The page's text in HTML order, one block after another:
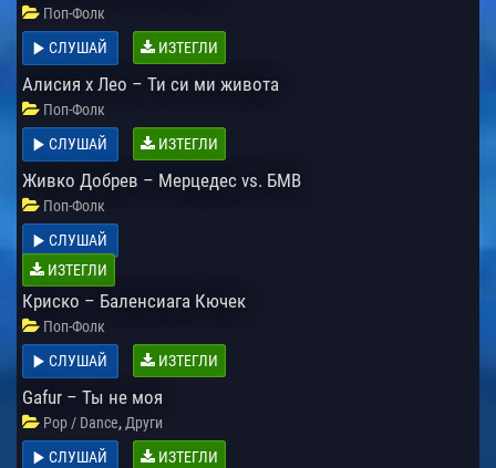
Поп-Фолк
СЛУШАЙ
ИЗТЕГЛИ
Алисия x Лео – Ти си ми живота
Поп-Фолк
СЛУШАЙ
ИЗТЕГЛИ
Живко Добрев – Мерцедес vs. БМВ
Поп-Фолк
СЛУШАЙ
ИЗТЕГЛИ
Криско – Баленсиага Кючек
Поп-Фолк
СЛУШАЙ
ИЗТЕГЛИ
Gafur – Ты не моя
Pop / Dance, Други
СЛУШАЙ
ИЗТЕГЛИ